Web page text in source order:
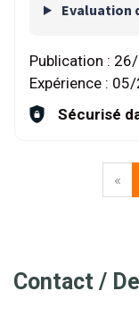
Evaluation
Publication :
Expérience : 05/
Sécurisé
«
Contact /